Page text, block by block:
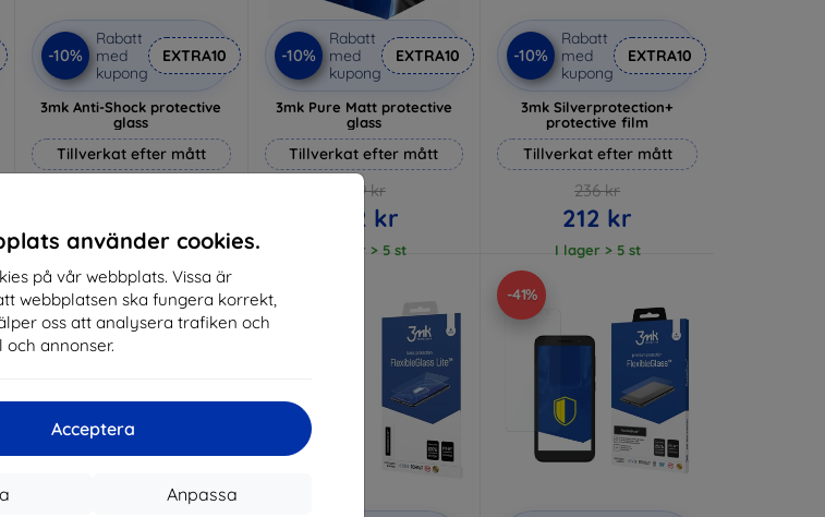
använder cookies.
på vår webbplats. Vissa är
webbplatsen ska fungera korrekt,
oss att analysera trafiken och
annonser.
Acceptera
Anpassa
-10%
Rabatt
med
kupong
EXTRA10
3mk Anti-Shock protective
glass
Tillverkat efter mått
I lager > 5 st
-10%
Rabatt
med
kupong
EXTRA10
3mk Pure Matt protective
glass
Tillverkat efter mått
169 kr
152 kr
I lager > 5 st
-10%
Rabatt
med
kupong
EXTRA10
3mk Silverprotection+
protective film
Tillverkat efter mått
236 kr
212 kr
I lager > 5 st
-44% -52% -41%